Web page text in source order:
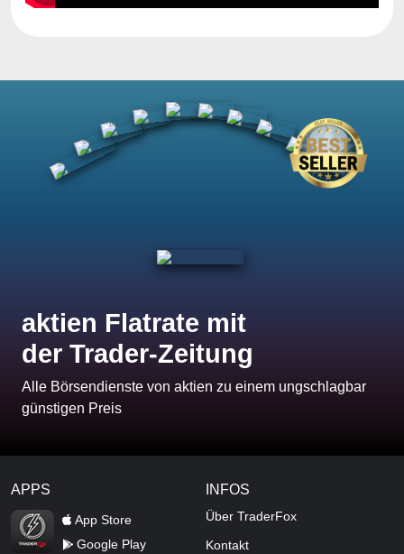
aktien Flatrate mit
der Trader-Zeitung
Alle Börsendienste von aktien zu einem ungschlagbar
günstigen Preis
APPS
TraderFox Flash
App Store
Google Play
INFOS
Über TraderFox
Kontakt